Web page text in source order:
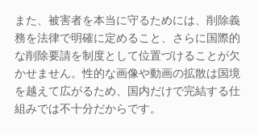
また、被害者を本当に守るためには、削除義
務を法律で明確に定めること、さらに国際的
な削除要請を制度として位置づけることが欠
かせません。性的な画像や動画の拡散は国境
を越えて広がるため、国内だけで完結する仕
組みでは不十分だからです。